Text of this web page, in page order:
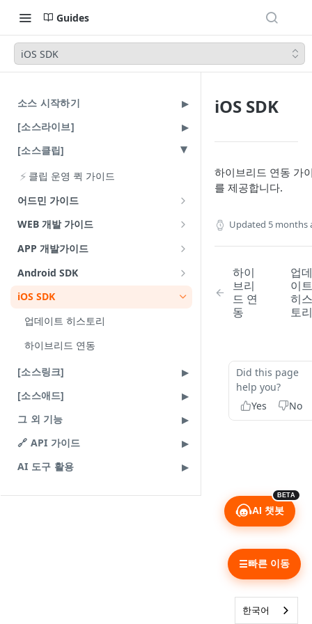
Guides
iOS SDK
소스 시작하기
[소스라이브]
[소스클립]
⚡ 클립 운영 퀵 가이드
어드민 가이드
클립 채널 설정
클립 업로드
클립 목록과 상세 화면
상품 등록과 관리
댓글 관리
리워드 등록과 연결
[클립부스터] 어드민 가이드
WEB 개발 가이드
소스클립 플레이어
소스클립 플레이어 브릿지 가이드
소스클립 플레이어 라이브러리
소스클립 전시
소스클립 전시 브릿지 가이드
payload
APP 개발가이드
Android 웹뷰 연동
iOS 웹뷰 연동
Android SDK
업데이트 히스토리
하이브리드 연동
iOS SDK
업데이트 히스토리
하이브리드 연동
[소스링크]
[소스애드]
그 외 기능
🔗 API 가이드
AI 도구 활용
iOS SDK
하이브리드 연동 가
를 제공합니다.
Updated 5 months
하이
브리
드 연
동
업데
이트
히스
토리
Did this page
help you?
Yes
No
☰빠른 이동
BETA
AI 챗봇
한국어